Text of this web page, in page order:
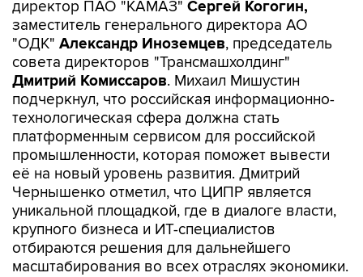
директор ПАО "КАМАЗ" Сергей Когогин,
заместитель генерального директора АО
"ОДК" Александр Иноземцев, председатель
совета директоров "Трансмашхолдинг"
Дмитрий Комиссаров. Михаил Мишустин
подчеркнул, что российская информационно-
технологическая сфера должна стать
платформенным сервисом для российской
промышленности, которая поможет вывести
её на новый уровень развития. Дмитрий
Чернышенко отметил, что ЦИПР является
уникальной площадкой, где в диалоге власти,
крупного бизнеса и ИТ-специалистов
отбираются решения для дальнейшего
масштабирования во всех отраслях экономики.